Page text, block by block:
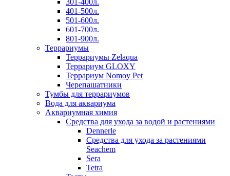
301-400л.
401-500л.
501-600л.
601-700л.
801-900л.
Террариумы
Террариумы Zelaqua
Террариум GLOXY
Террариум Nomoy Pet
Черепашатники
Тумбы для террариумов
Вода для аквариума
Аквариумная химия
Средства для ухода за водой и растениями
Dennerle
Средства для ухода за растениями
Seachem
Sera
Tetra